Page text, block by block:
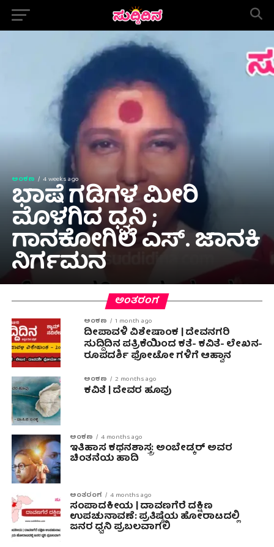
ಅಂಕಣ 4 weeks ago
ಭಾಷೆ ಗಡಿಗಳ ಮೀರಿ
ಮೊಳಗಿದ ಧ್ವನಿ ;
ಗಾನಕೋಗಿಲೆ ಎಸ್. ಜಾನಕಿ
ನಿರ್ಗಮನ
ಅಂತರಂಗ
ಅಂಕಣ 1 month ago
ದೀಪಾವಳಿ ವಿಶೇಷಾಂಕ | ದೇವನಗರಿ
ಸುದ್ದಿದಿನ ಪತ್ರಿಕೆಯಿಂದ ಕತೆ- ಕವಿತೆ- ಲೇಖನ-
ರೂಪದರ್ಶಿ ಫೋಟೋ ಗಳಿಗೆ ಆಹ್ವಾನ
ಅಂಕಣ 2 months ago
ಕವಿತೆ | ದೇವರ ಹೂವು
ಅಂಕಣ 4 months ago
ಇತಿಹಾಸ ಕಥನಶಾಸ್ತ್ರ: ಅಂಬೇಡ್ಕರ್ ಅವರ
ಚಿಂತನೆಯ ಹಾದಿ
ಅಂತರಂಗ 4 months ago
ಸಂಪಾದಕೀಯ | ದಾವಣಗೆರೆ ದಕ್ಷಿಣ
ಉಪಚುನಾವಣೆ: ಪ್ರತಿಷ್ಠೆಯ ಹೋರಾಟದಲ್ಲಿ
ಜನರ ಧ್ವನಿ ಪ್ರಬಲವಾಗಲಿ